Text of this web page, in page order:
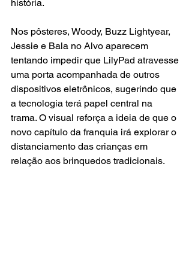
história.
Nos pôsteres, Woody, Buzz Lightyear,
Jessie e Bala no Alvo aparecem
tentando impedir que LilyPad atravesse
uma porta acompanhada de outros
dispositivos eletrônicos, sugerindo que
a tecnologia terá papel central na
trama. O visual reforça a ideia de que o
novo capítulo da franquia irá explorar o
distanciamento das crianças em
relação aos brinquedos tradicionais.